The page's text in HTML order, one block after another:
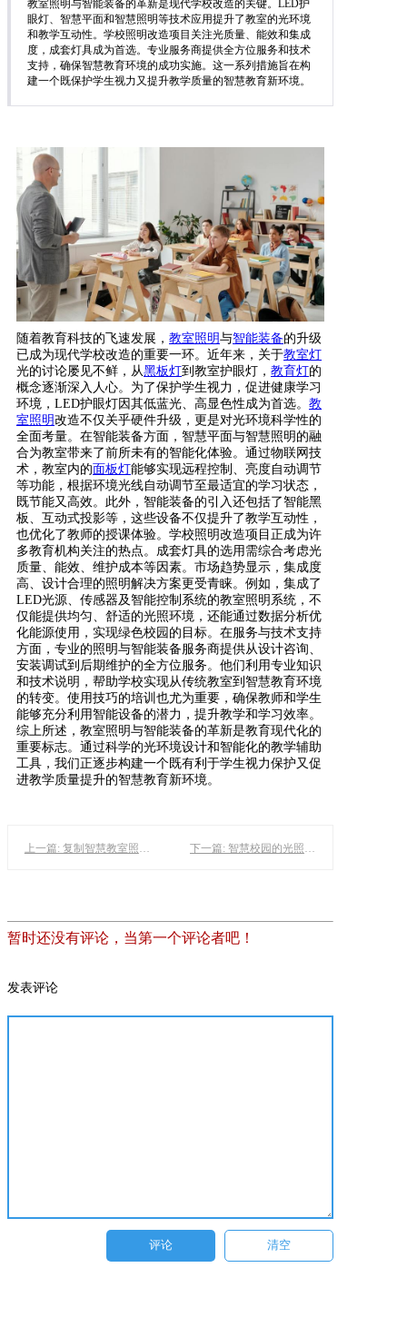
教室照明与智能装备的革新是现代学校改造的关键。LED护
眼灯、智慧平面和智慧照明等技术应用提升了教室的光环境
和教学互动性。学校照明改造项目关注光质量、能效和集成
度，成套灯具成为首选。专业服务商提供全方位服务和技术
支持，确保智慧教育环境的成功实施。这一系列措施旨在构
建一个既保护学生视力又提升教学质量的智慧教育新环境。
随着教育科技的飞速发展， 教室照明与智能装备的升级
已成为现代学校改造的重要一环。近年来，关于教室灯
光的讨论屡见不鲜，从黑板灯到教室护眼灯， 教育灯的
概念逐渐深入人心。为了保护学生视力，促进健康学习
环境，LED护眼灯因其低蓝光、高显色性成为首选。 教
室照明改造不仅关乎硬件升级，更是对光环境科学性的
全面考量。在智能装备方面，智慧平面与智慧照明的融
合为教室带来了前所未有的智能化体验。通过物联网技
术，教室内的面板灯能够实现远程控制、亮度自动调节
等功能，根据环境光线自动调节至最适宜的学习状态，
既节能又高效。此外，智能装备的引入还包括了智能黑
板、互动式投影等，这些设备不仅提升了教学互动性，
也优化了教师的授课体验。学校照明改造项目正成为许
多教育机构关注的热点。成套灯具的选用需综合考虑光
质量、能效、维护成本等因素。市场趋势显示，集成度
高、设计合理的照明解决方案更受青睐。例如，集成了
LED光源、传感器及智能控制系统的教室照明系统，不
仅能提供均匀、舒适的光照环境，还能通过数据分析优
化能源使用，实现绿色校园的目标。在服务与技术支持
方面，专业的照明与智能装备服务商提供从设计咨询、
安装调试到后期维护的全方位服务。他们利用专业知识
和技术说明，帮助学校实现从传统教室到智慧教育环境
的转变。使用技巧的培训也尤为重要，确保教师和学生
能够充分利用智能设备的潜力，提升教学和学习效率。
综上所述，教室照明与智能装备的革新是教育现代化的
重要标志。通过科学的光环境设计和智能化的教学辅助
工具，我们正逐步构建一个既有利于学生视力保护又促
进教学质量提升的智慧教育新环境。
暂时还没有评论，当第一个评论者吧！
发表评论